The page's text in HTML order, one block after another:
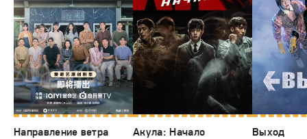
Направление ветра Акула: Начало Выход